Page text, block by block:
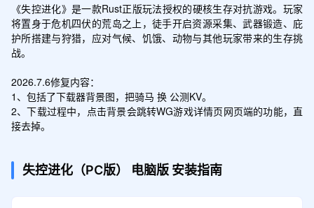
《失控进化》是一款Rust正版玩法授权的硬核生存对抗游戏。玩家
将置身于危机四伏的荒岛之上，徒手开启资源采集、武器锻造、庇
护所搭建与狩猎，应对气候、饥饿、动物与其他玩家带来的生存挑
战。
2026.7.6修复内容：
1、包括了下载器背景图，把骑马 换 公测KV。
2、下载过程中，点击背景会跳转WG游戏详情页网页端的功能，直
接去掉。
失控进化（PC版） 电脑版 安装指南